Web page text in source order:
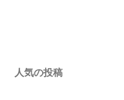
人気の投稿